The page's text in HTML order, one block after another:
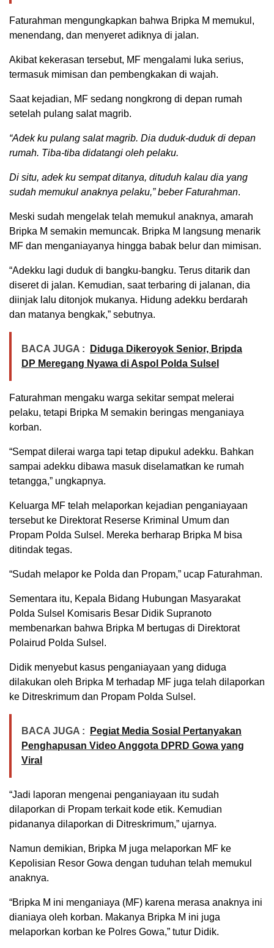
Faturahman mengungkapkan bahwa Bripka M memukul,
menendang, dan menyeret adiknya di jalan.
Akibat kekerasan tersebut, MF mengalami luka serius,
termasuk mimisan dan pembengkakan di wajah.
Saat kejadian, MF sedang nongkrong di depan rumah
setelah pulang salat magrib.
“Adek ku pulang salat magrib. Dia duduk-duduk di depan
rumah. Tiba-tiba didatangi oleh pelaku.
Di situ, adek ku sempat ditanya, dituduh kalau dia yang
sudah memukul anaknya pelaku,” beber Faturahman.
Meski sudah mengelak telah memukul anaknya, amarah
Bripka M semakin memuncak. Bripka M langsung menarik
MF dan menganiayanya hingga babak belur dan mimisan.
“Adekku lagi duduk di bangku-bangku. Terus ditarik dan
diseret di jalan. Kemudian, saat terbaring di jalanan, dia
diinjak lalu ditonjok mukanya. Hidung adekku berdarah
dan matanya bengkak,” sebutnya.
BACA JUGA :
Diduga Dikeroyok Senior, Bripda
DP Meregang Nyawa di Aspol Polda Sulsel
Faturahman mengaku warga sekitar sempat melerai
pelaku, tetapi Bripka M semakin beringas menganiaya
korban.
“Sempat dilerai warga tapi tetap dipukul adekku. Bahkan
sampai adekku dibawa masuk diselamatkan ke rumah
tetangga,” ungkapnya.
Keluarga MF telah melaporkan kejadian penganiayaan
tersebut ke Direktorat Reserse Kriminal Umum dan
Propam Polda Sulsel. Mereka berharap Bripka M bisa
ditindak tegas.
“Sudah melapor ke Polda dan Propam,” ucap Faturahman.
Sementara itu, Kepala Bidang Hubungan Masyarakat
Polda Sulsel Komisaris Besar Didik Supranoto
membenarkan bahwa Bripka M bertugas di Direktorat
Polairud Polda Sulsel.
Didik menyebut kasus penganiayaan yang diduga
dilakukan oleh Bripka M terhadap MF juga telah dilaporkan
ke Ditreskrimum dan Propam Polda Sulsel.
BACA JUGA :
Pegiat Media Sosial Pertanyakan
Penghapusan Video Anggota DPRD Gowa yang
Viral
“Jadi laporan mengenai penganiayaan itu sudah
dilaporkan di Propam terkait kode etik. Kemudian
pidananya dilaporkan di Ditreskrimum,” ujarnya.
Namun demikian, Bripka M juga melaporkan MF ke
Kepolisian Resor Gowa dengan tuduhan telah memukul
anaknya.
“Bripka M ini menganiaya (MF) karena merasa anaknya ini
dianiaya oleh korban. Makanya Bripka M ini juga
melaporkan korban ke Polres Gowa,” tutur Didik.